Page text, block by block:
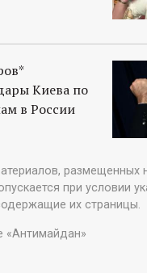
Киева по
в России
размещенных
при условии
их страницы.